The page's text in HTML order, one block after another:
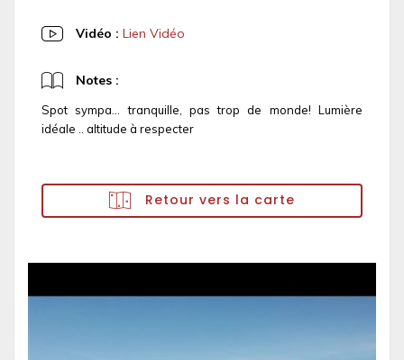
Vidéo : Lien Vidéo
Notes :
Spot sympa... tranquille, pas trop de monde! Lumière
idéale .. altitude à respecter
Retour vers la carte